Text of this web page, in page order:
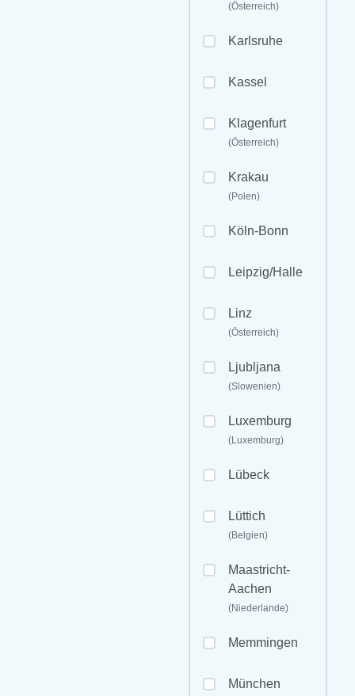
(Österreich)
Karlsruhe
Kassel
Klagenfurt
(Österreich)
Krakau
(Polen)
Köln-Bonn
Leipzig/Halle
Linz
(Österreich)
Ljubljana
(Slowenien)
Luxemburg
(Luxemburg)
Lübeck
Lüttich
(Belgien)
Maastricht-
Aachen
(Niederlande)
Memmingen
München